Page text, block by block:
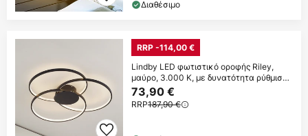
Διαθέσιμο
RRP -114,00 €
Lindby LED φωτιστικό οροφής Riley,
μαύρο, 3.000 K, με δυνατότητα ρύθμισης
του
73,90 €
RRP187,90 €